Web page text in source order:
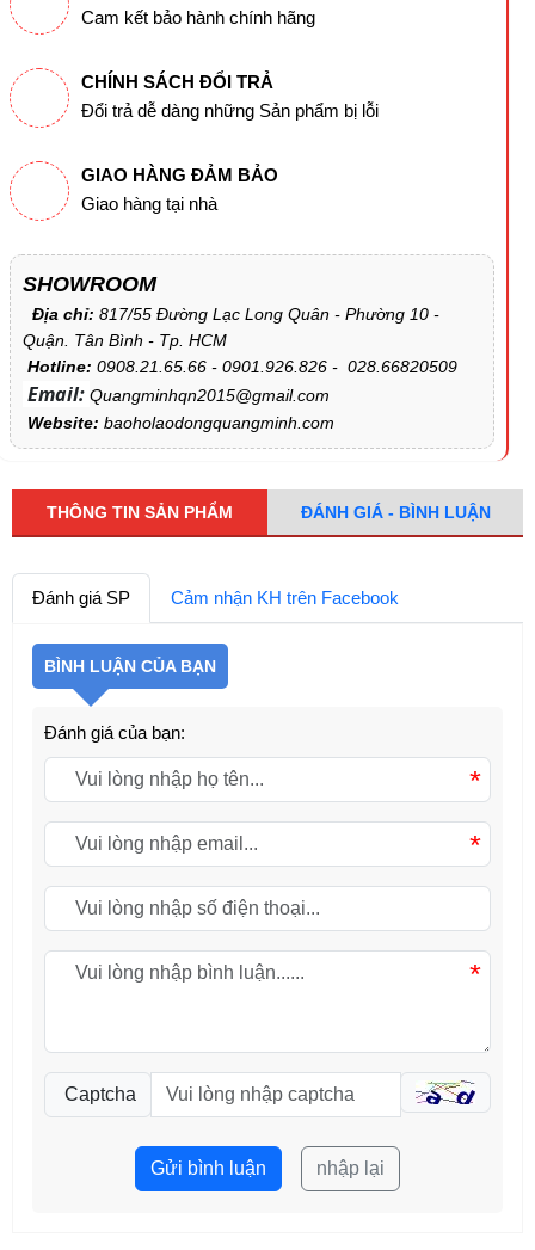
Cam kết bảo hành chính hãng
CHÍNH SÁCH ĐỔI TRẢ
Đổi trả dễ dàng những Sản phẩm bị lỗi
GIAO HÀNG ĐẢM BẢO
Giao hàng tại nhà
SHOWROOM
Địa chỉ: 817/55 Đường Lạc Long Quân - Phường 10 -
Quận. Tân Bình - Tp. HCM
Hotline: 0908.21.65.66 - 0901.926.826 - 028.66820509
Email: Quangminhqn2015@gmail.com
Website: baoholaodongquangminh.com
THÔNG TIN SẢN PHẨM ĐÁNH GIÁ - BÌNH LUẬN
Đánh giá SP Cảm nhận KH trên Facebook
BÌNH LUẬN CỦA BẠN
Đánh giá của bạn:
*
*
*
Captcha
Gửi bình luận nhập lại